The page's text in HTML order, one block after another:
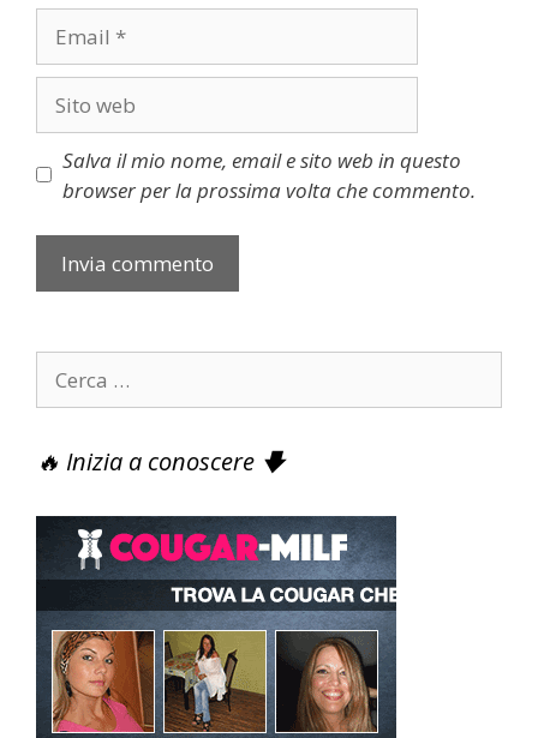
web
Salva il mio nome, email e sito web in questo
browser per la prossima volta che commento.
per:
🔥 Inizia a conoscere 🡇